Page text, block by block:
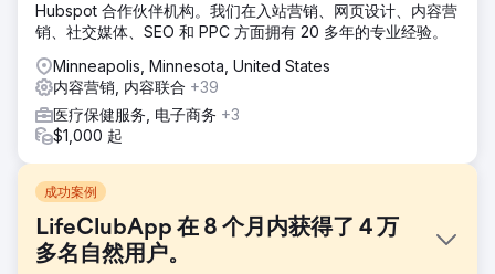
Hubspot 合作伙伴机构。我们在入站营销、网页设计、内容营
销、社交媒体、SEO 和 PPC 方面拥有 20 多年的专业经验。
Minneapolis, Minnesota, United States
内容营销, 内容联合 +39
医疗保健服务, 电子商务 +3
$1,000 起
成功案例
LifeClubApp 在 8 个月内获得了 4 万
多名自然用户。